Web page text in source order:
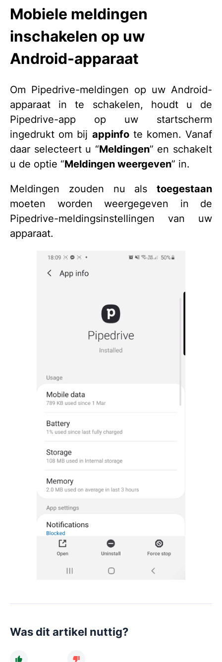
Mobiele meldingen
inschakelen op uw
Android-apparaat
Om Pipedrive-meldingen op uw Android-
apparaat in te schakelen, houdt u de
Pipedrive-app op uw startscherm
ingedrukt om bij appinfote komen. Vanaf
daar selecteert u “Meldingen” en schakelt
u de optie “Meldingen weergeven” in.
Meldingen zouden nu als toegestaan
moeten worden weergegeven in de
Pipedrive-meldingsinstellingen van uw
apparaat.
Was dit artikel nuttig?